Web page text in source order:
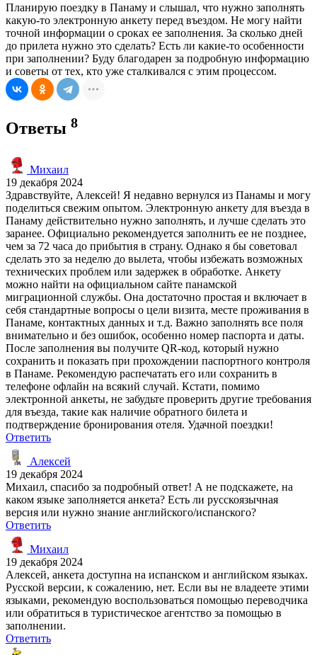
Планирую поездку в Панаму и слышал, что нужно заполнять
какую-то электронную анкету перед въездом. Не могу найти
точной информации о сроках ее заполнения. За сколько дней
до прилета нужно это сделать? Есть ли какие-то особенности
при заполнении? Буду благодарен за подробную информацию
и советы от тех, кто уже сталкивался с этим процессом.
Ответы 8
Михаил
19 декабря 2024
Здравствуйте, Алексей! Я недавно вернулся из Панамы и могу
поделиться свежим опытом. Электронную анкету для въезда в
Панаму действительно нужно заполнять, и лучше сделать это
заранее. Официально рекомендуется заполнить ее не позднее,
чем за 72 часа до прибытия в страну. Однако я бы советовал
сделать это за неделю до вылета, чтобы избежать возможных
технических проблем или задержек в обработке. Анкету
можно найти на официальном сайте панамской
миграционной службы. Она достаточно простая и включает в
себя стандартные вопросы о цели визита, месте проживания в
Панаме, контактных данных и т.д. Важно заполнять все поля
внимательно и без ошибок, особенно номер паспорта и даты.
После заполнения вы получите QR-код, который нужно
сохранить и показать при прохождении паспортного контроля
в Панаме. Рекомендую распечатать его или сохранить в
телефоне офлайн на всякий случай. Кстати, помимо
электронной анкеты, не забудьте проверить другие требования
для въезда, такие как наличие обратного билета и
подтверждение бронирования отеля. Удачной поездки!
Ответить
Алексей
19 декабря 2024
Михаил, спасибо за подробный ответ! А не подскажете, на
каком языке заполняется анкета? Есть ли русскоязычная
версия или нужно знание английского/испанского?
Ответить
Михаил
19 декабря 2024
Алексей, анкета доступна на испанском и английском языках.
Русской версии, к сожалению, нет. Если вы не владеете этими
языками, рекомендую воспользоваться помощью переводчика
или обратиться в туристическое агентство за помощью в
заполнении.
Ответить